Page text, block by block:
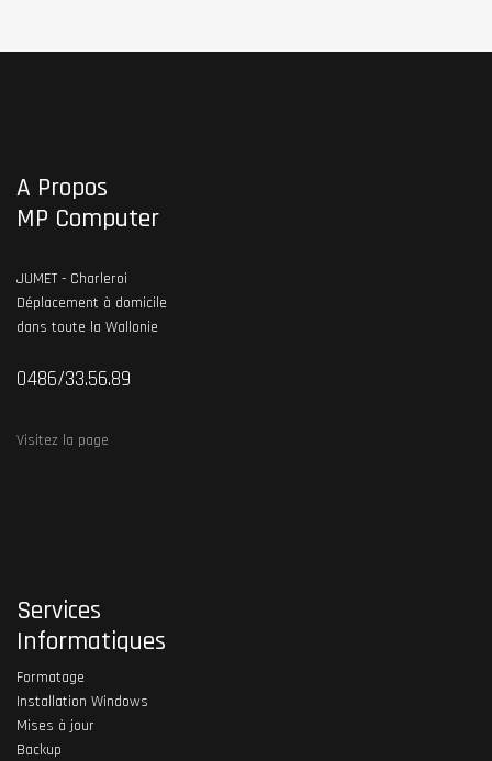
A Propos
MP Computer
JUMET - Charleroi
Déplacement à domicile
dans toute la Wallonie
0486/33.56.89
Visitez la page
Services
Informatiques
Formatage
Installation Windows
Mises à jour
Backup